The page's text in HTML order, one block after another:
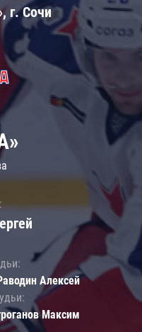
г. Сочи
Алексей
Максим